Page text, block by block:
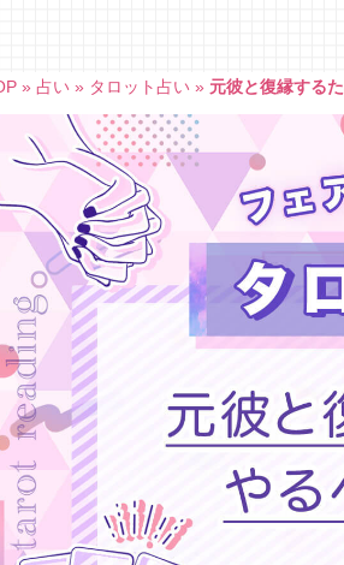
»占い » タロット占い » 元彼と復縁する